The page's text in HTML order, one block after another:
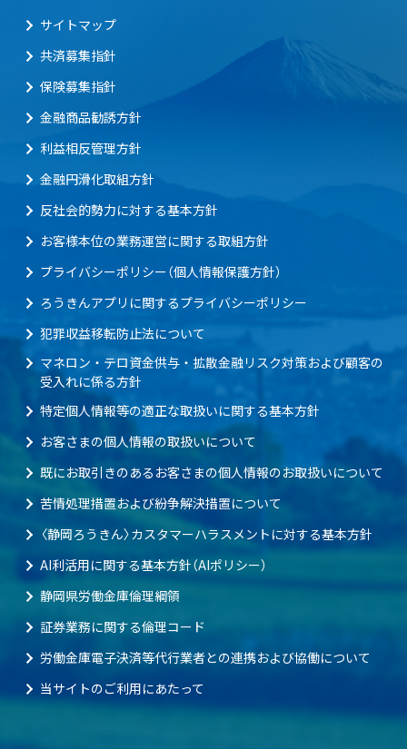
サイトマップ
共済募集指針
保険募集指針
金融商品勧誘方針
利益相反管理方針
金融円滑化取組方針
反社会的勢力に対する基本方針
お客様本位の業務運営に関する取組方針
プライバシーポリシー（個人情報保護方針）
ろうきんアプリに関するプライバシーポリシー
犯罪収益移転防止法について
マネロン・テロ資金供与・拡散金融リスク対策および顧客の
受入れに係る方針
特定個人情報等の適正な取扱いに関する基本方針
お客さまの個人情報の取扱いについて
既にお取引きのあるお客さまの個人情報のお取扱いについて
苦情処理措置および紛争解決措置について
〈静岡ろうきん〉カスタマーハラスメントに対する基本方針
AI利活用に関する基本方針（AIポリシー）
静岡県労働金庫倫理綱領
証券業務に関する倫理コード
労働金庫電子決済等代行業者との連携および協働について
当サイトのご利用にあたって